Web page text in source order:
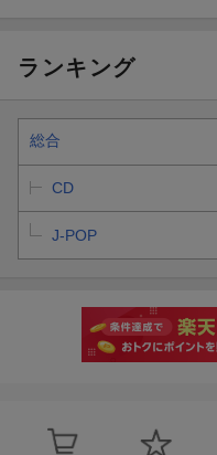
ランキング
総合
CD
J-POP